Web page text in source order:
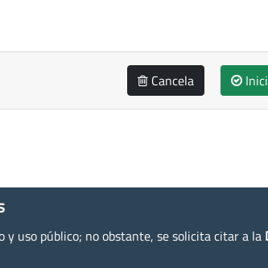
Cancela
y uso público; no obstante, se solicita citar a la